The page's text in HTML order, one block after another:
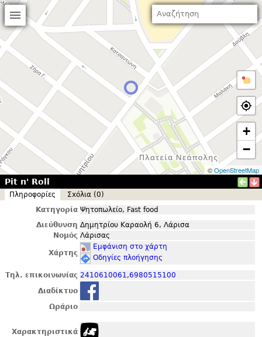
+
−
©OpenStreetMap
Pit n' Roll
Πληροφορίες
Σxόλια (0)
Κατηγορία Ψητοπωλείο, Fast food
Διεύθυνση Δημητρίου Καραολή 6, Λάρισα
Νομός Λάρισας
Χάρτης
Εμφάνιση στο χάρτη
Οδηγίες πλοήγησης
Τηλ. επικοινωνίας 2410610061,6980515100
Διαδίκτυο
Ωράριο
Χαρακτηριστικά